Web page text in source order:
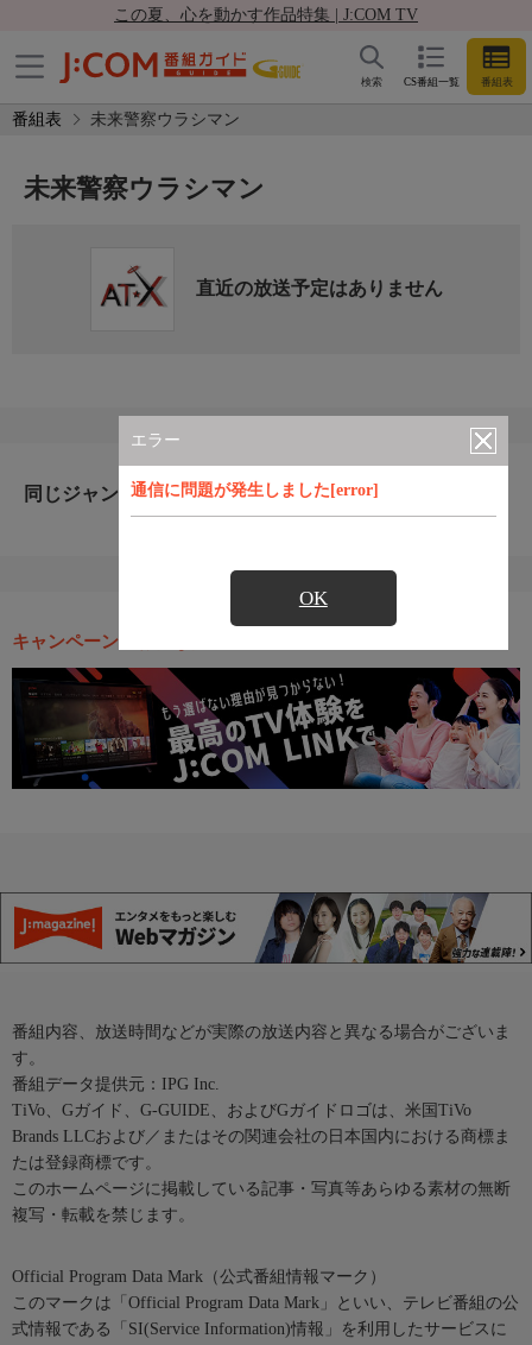
この夏、心を動かす作品特集 | J:COM TV
CS番組一覧 番組表
検索
番組表 未来警察ウラシマン
エラー
通信に問題が発生しました[error]
OK
未来警察ウラシマン
直近の放送予定はありません
同じジャンルのおすすめ番組
キャンペーン・お得な情報
番組内容、放送時間などが実際の放送内容と異なる場合がございま
す。
番組データ提供元：IPG Inc.
TiVo、Gガイド、G-GUIDE、およびGガイドロゴは、米国TiVo
Brands LLCおよび／またはその関連会社の日本国内における商標ま
たは登録商標です。
このホームページに掲載している記事・写真等あらゆる素材の無断
複写・転載を禁じます。
Official Program Data Mark（公式番組情報マーク）
このマークは「Official Program Data Mark」といい、テレビ番組の公
式情報である「SI(Service Information)情報」を利用したサービスに